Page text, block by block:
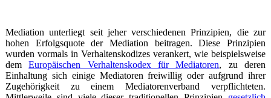
Mediation unterliegt seit jeher verschiedenen Prinzipien, die zur
hohen Erfolgsquote der Mediation beitragen. Diese Prinzipien
wurden vormals in Verhaltenskodizes verankert, wie beispielsweise
demEuropäischen Verhaltenskodex für Mediatoren, zu deren
Einhaltung sich einige Mediatoren freiwillig oder aufgrund ihrer
Zugehörigkeit zu einem Mediatorenverband verpflichteten.